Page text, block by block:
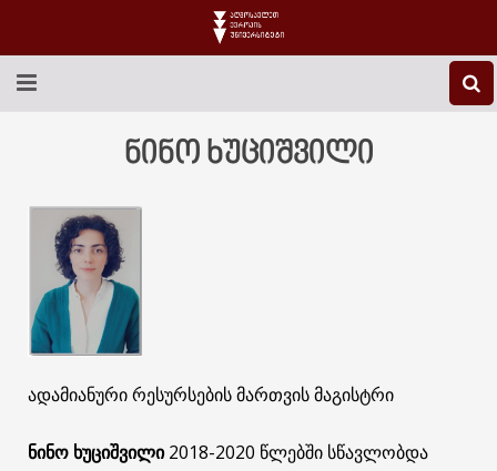
ᲙᲕᲚᲔᲕᲐ
ᲡᲐᲔᲠᲗᲐᲨᲝᲠᲘᲡᲝ
ᲑᲘᲑᲚᲘᲝᲗᲔᲙᲐ
ᲡᲢᲣᲓᲔᲜᲢᲣᲠᲘ ᲪᲮᲝᲕᲠᲔᲑᲐ
ᲙᲝᲜᲢᲐᲥᲢᲘ
ნინო ხუციშვილი
ადამიანური რესურსების მართვის მაგისტრი
ნინო ხუციშვილი2018-2020 წლებში სწავლობდა